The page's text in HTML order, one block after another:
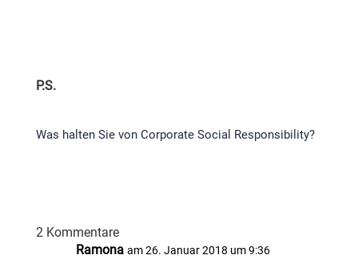
P.S.
Was halten Sie von Corporate Social Responsibility?
2 Kommentare
Ramona am 26. Januar 2018 um 9:36